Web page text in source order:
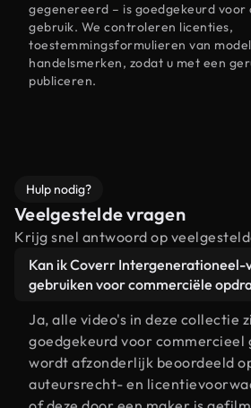
gegenereerd – is goedgekeurd voor
gebruik. We controleren licenties,
toestemmingsformulieren van
handelsmerken, zodat u met een
publiceren.
Hulp nodig?
Veelgestelde vragen
Krijg snel antwoord op
Kan ik Coverr Intergenerationeel-
gebruiken voor commerciële
Ja, alle video's in deze collectie
goedgekeurd voor commercieel
wordt afzonderlijk beoordeeld
auteursrecht- en